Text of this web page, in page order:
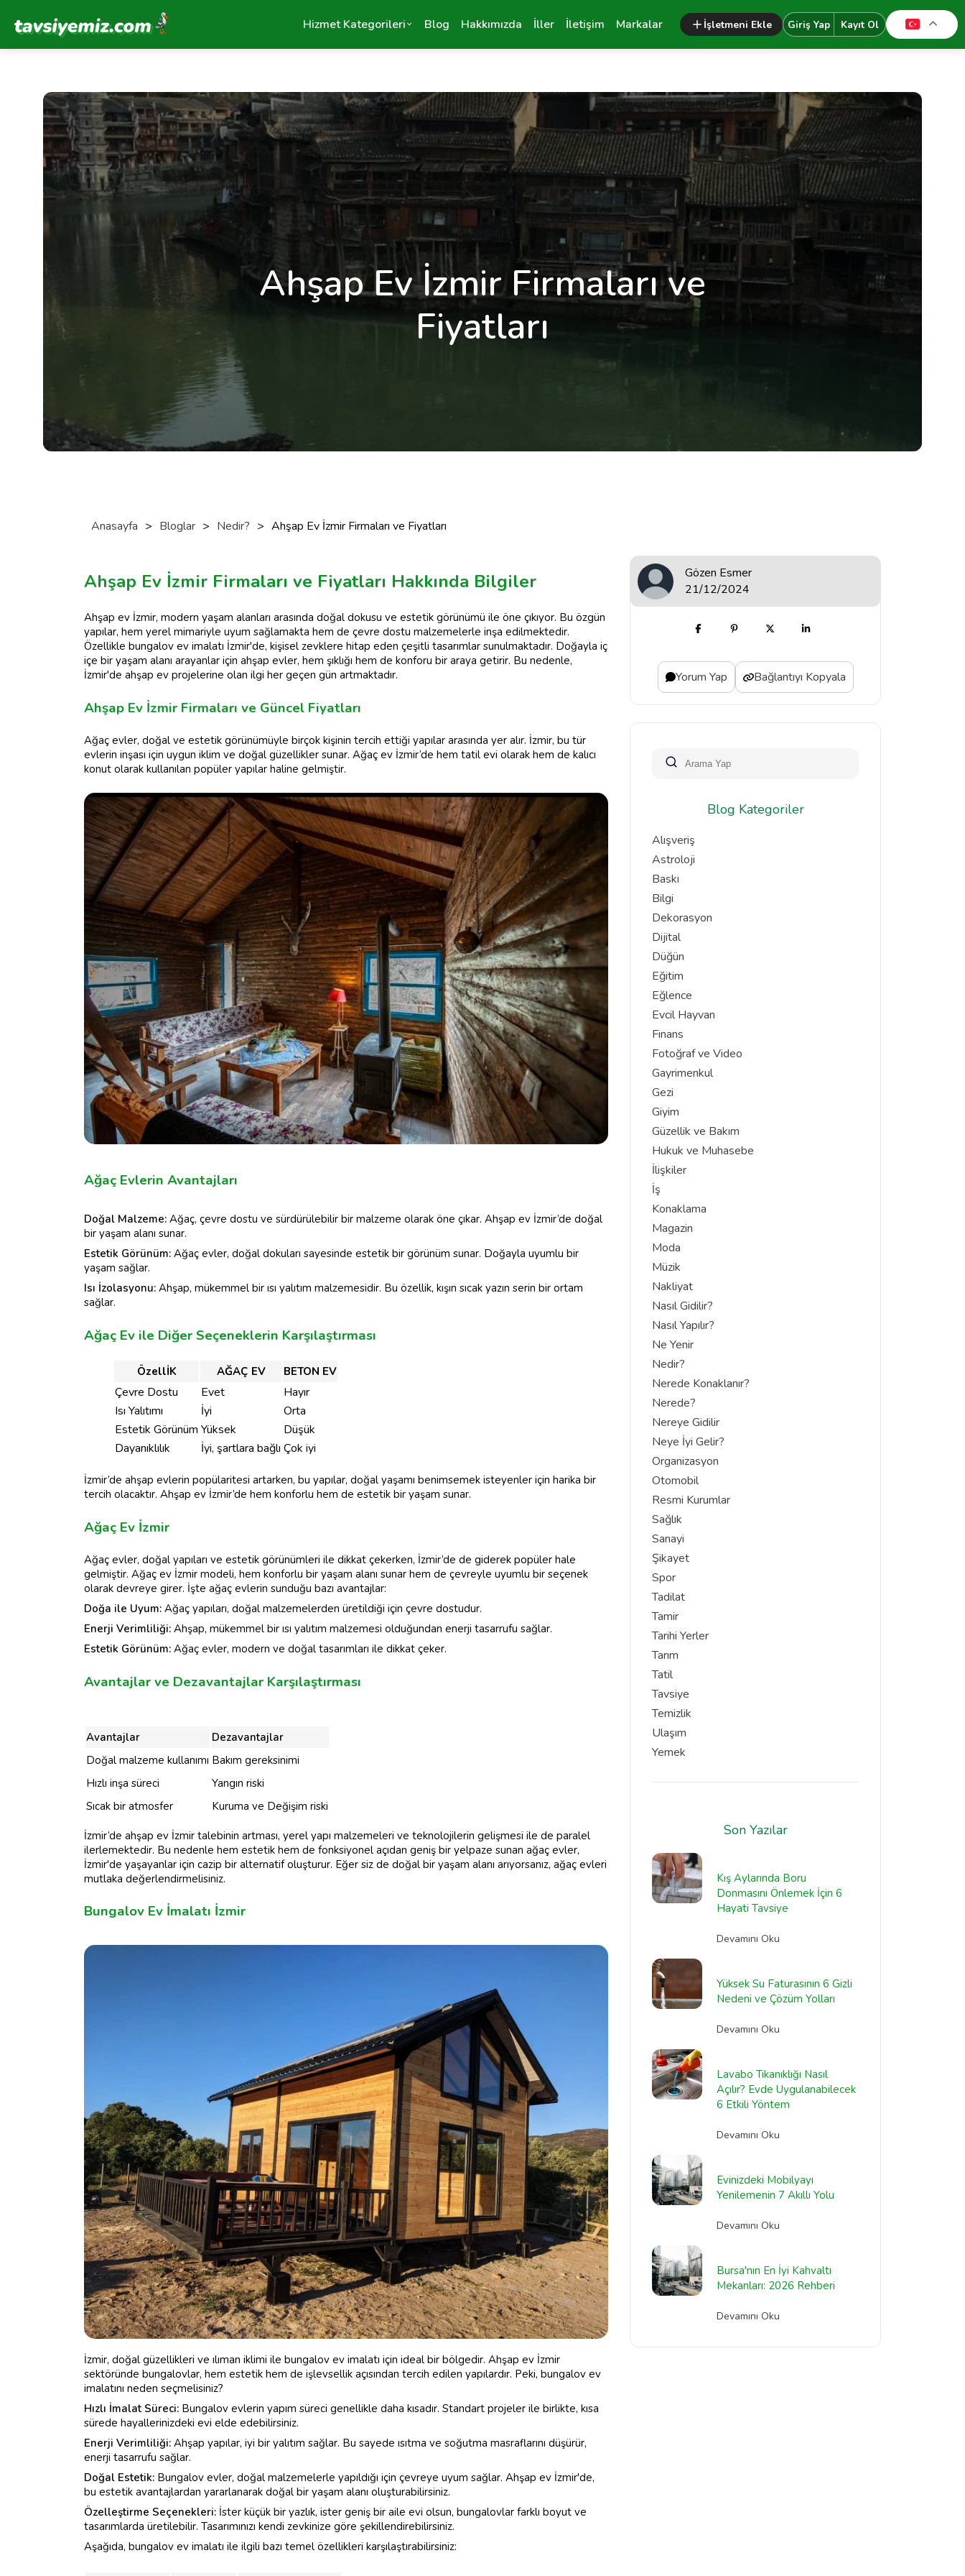
Tavsiyemiz Anasayfa Hizmet Kategorileri Blog Hakkımızda İller İletişim Markalar İşletmeni Ekle Giriş Yap Kayıt Ol
Ahşap Ev İzmir Firmaları ve
Fiyatları
Anasayfa > Bloglar > Nedir? > Ahşap Ev İzmir Firmaları ve Fiyatları
Ahşap Ev İzmir Firmaları ve Fiyatları Hakkında Bilgiler
Ahşap ev İzmir, modern yaşam alanları arasında doğal dokusu ve estetik görünümü ile öne çıkıyor. Bu özgün
yapılar, hem yerel mimariyle uyum sağlamakta hem de çevre dostu malzemelerle inşa edilmektedir.
Özellikle bungalov ev imalatı İzmir'de, kişisel zevklere hitap eden çeşitli tasarımlar sunulmaktadır. Doğayla iç
içe bir yaşam alanı arayanlar için ahşap evler, hem şıklığı hem de konforu bir araya getirir. Bu nedenle,
İzmir'de ahşap ev projelerine olan ilgi her geçen gün artmaktadır.
Ahşap Ev İzmir Firmaları ve Güncel Fiyatları
Ağaç evler, doğal ve estetik görünümüyle birçok kişinin tercih ettiği yapılar arasında yer alır. İzmir, bu tür
evlerin inşası için uygun iklim ve doğal güzellikler sunar. Ağaç ev İzmir’de hem tatil evi olarak hem de kalıcı
konut olarak kullanılan popüler yapılar haline gelmiştir.
Ağaç Evlerin Avantajları
Doğal Malzeme: Ağaç, çevre dostu ve sürdürülebilir bir malzeme olarak öne çıkar. Ahşap ev İzmir’de doğal
bir yaşam alanı sunar.
Estetik Görünüm: Ağaç evler, doğal dokuları sayesinde estetik bir görünüm sunar. Doğayla uyumlu bir
yaşam sağlar.
Isı İzolasyonu: Ahşap, mükemmel bir ısı yalıtım malzemesidir. Bu özellik, kışın sıcak yazın serin bir ortam
sağlar.
Ağaç Ev ile Diğer Seçeneklerin Karşılaştırması
ÖzellİK AĞAÇ EV BETON EV
Çevre Dostu Evet
Hayır
Isı Yalıtımı
İyi
Orta
Estetik Görünüm Yüksek
Düşük
Dayanıklılık
İyi, şartlara bağlı Çok iyi
İzmir’de ahşap evlerin popülaritesi artarken, bu yapılar, doğal yaşamı benimsemek isteyenler için harika bir
tercih olacaktır. Ahşap ev İzmir’de hem konforlu hem de estetik bir yaşam sunar.
Ağaç Ev İzmir
Ağaç evler, doğal yapıları ve estetik görünümleri ile dikkat çekerken, İzmir’de de giderek popüler hale
gelmiştir. Ağaç ev İzmir modeli, hem konforlu bir yaşam alanı sunar hem de çevreyle uyumlu bir seçenek
olarak devreye girer. İşte ağaç evlerin sunduğu bazı avantajlar:
Doğa ile Uyum: Ağaç yapıları, doğal malzemelerden üretildiği için çevre dostudur.
Enerji Verimliliği: Ahşap, mükemmel bir ısı yalıtım malzemesi olduğundan enerji tasarrufu sağlar.
Estetik Görünüm: Ağaç evler, modern ve doğal tasarımları ile dikkat çeker.
Avantajlar ve Dezavantajlar Karşılaştırması
Avantajlar
Dezavantajlar
Doğal malzeme kullanımı Bakım gereksinimi
Hızlı inşa süreci
Yangın riski
Sıcak bir atmosfer
Kuruma ve Değişim riski
İzmir’de ahşap ev İzmir talebinin artması, yerel yapı malzemeleri ve teknolojilerin gelişmesi ile de paralel
ilerlemektedir. Bu nedenle hem estetik hem de fonksiyonel açıdan geniş bir yelpaze sunan ağaç evler,
İzmir'de yaşayanlar için cazip bir alternatif oluşturur. Eğer siz de doğal bir yaşam alanı arıyorsanız, ağaç evleri
mutlaka değerlendirmelisiniz.
Bungalov Ev İmalatı İzmir
İzmir, doğal güzellikleri ve ılıman iklimi ile bungalov ev imalatı için ideal bir bölgedir. Ahşap ev İzmir
sektöründe bungalovlar, hem estetik hem de işlevsellik açısından tercih edilen yapılardır. Peki, bungalov ev
imalatını neden seçmelisiniz?
Hızlı İmalat Süreci: Bungalov evlerin yapım süreci genellikle daha kısadır. Standart projeler ile birlikte, kısa
sürede hayallerinizdeki evi elde edebilirsiniz.
Enerji Verimliliği: Ahşap yapılar, iyi bir yalıtım sağlar. Bu sayede ısıtma ve soğutma masraflarını düşürür,
enerji tasarrufu sağlar.
Doğal Estetik: Bungalov evler, doğal malzemelerle yapıldığı için çevreye uyum sağlar. Ahşap ev İzmir'de,
bu estetik avantajlardan yararlanarak doğal bir yaşam alanı oluşturabilirsiniz.
Özelleştirme Seçenekleri: İster küçük bir yazlık, ister geniş bir aile evi olsun, bungalovlar farklı boyut ve
tasarımlarda üretilebilir. Tasarımınızı kendi zevkinize göre şekillendirebilirsiniz.
Aşağıda, bungalov ev imalatı ile ilgili bazı temel özellikleri karşılaştırabilirsiniz:
Gözen Esmer
21/12/2024
Yorum Yap Bağlantıyı Kopyala
Blog Kategoriler
Alışveriş
Astroloji
Baskı
Bilgi
Dekorasyon
Dijital
Düğün
Eğitim
Eğlence
Evcil Hayvan
Finans
Fotoğraf ve Video
Gayrimenkul
Gezi
Giyim
Güzellik ve Bakım
Hukuk ve Muhasebe
İlişkiler
İş
Konaklama
Magazin
Moda
Müzik
Nakliyat
Nasıl Gidilir?
Nasıl Yapılır?
Ne Yenir
Nedir?
Nerede Konaklanır?
Nerede?
Nereye Gidilir
Neye İyi Gelir?
Organizasyon
Otomobil
Resmi Kurumlar
Sağlık
Sanayi
Şikayet
Spor
Tadilat
Tamir
Tarihi Yerler
Tarım
Tatil
Tavsiye
Temizlik
Ulaşım
Yemek
Son Yazılar
Kış Aylarında Boru
Donmasını Önlemek İçin 6
Hayati Tavsiye
Devamını Oku
Yüksek Su Faturasının 6 Gizli
Nedeni ve Çözüm Yolları
Devamını Oku
Lavabo Tıkanıklığı Nasıl
Açılır? Evde Uygulanabilecek
6 Etkili Yöntem
Devamını Oku
Evinizdeki Mobilyayı
Yenilemenin 7 Akıllı Yolu
Devamını Oku
Bursa'nın En İyi Kahvaltı
Mekanları: 2026 Rehberi
Devamını Oku